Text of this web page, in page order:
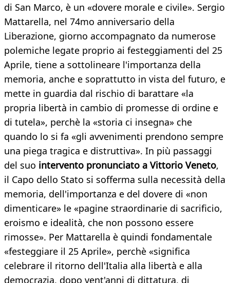
di San Marco, è un «dovere morale e civile». Sergio
Mattarella, nel 74mo anniversario della
Liberazione, giorno accompagnato da numerose
polemiche legate proprio ai festeggiamenti del 25
Aprile, tiene a sottolineare l'importanza della
memoria, anche e soprattutto in vista del futuro, e
mette in guardia dal rischio di barattare «la
propria libertà in cambio di promesse di ordine e
di tutela», perchè la «storia ci insegna» che
quando lo si fa «gli avvenimenti prendono sempre
una piega tragica e distruttiva». In più passaggi
del suo intervento pronunciato a Vittorio Veneto,
il Capo dello Stato si sofferma sulla necessità della
memoria, dell'importanza e del dovere di «non
dimenticare» le «pagine straordinarie di sacrificio,
eroismo e idealità, che non possono essere
rimosse». Per Mattarella è quindi fondamentale
«festeggiare il 25 Aprile», perchè «significa
celebrare il ritorno dell'Italia alla libertà e alla
democrazia, dopo vent'anni di dittatura, di